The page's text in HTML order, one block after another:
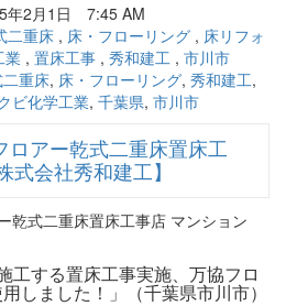
年2月1日 7:45 AM
二重床 , 床・フローリング , 床リフォ
業 , 置床工事 , 秀和建工 , 市川市
重床, 床・フローリング, 秀和建工,
ビ化学工業, 千葉県, 市川市
ロアー乾式二重床置床工
式会社秀和建工】
工する置床工事実施、万協フロ
しました！」（千葉県市川市）